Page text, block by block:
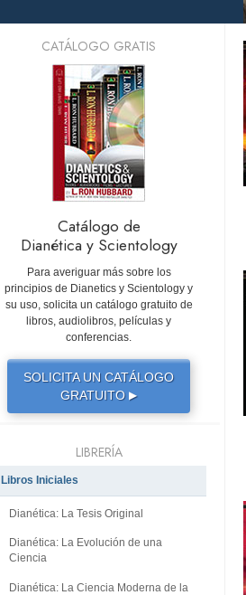
CATÁLOGO GRATIS
Catálogo de
Dianética y Scientology
Para averiguar más sobre los
principios de Dianetics y Scientology y
su uso, solicita un catálogo gratuito de
libros, audiolibros, películas y
conferencias.
SOLICITA UN CATÁLOGO
GRATUITO ▶
LIBRERÍA
Libros Iniciales
Dianética: La Tesis Original
Dianética: La Evolución de una
Ciencia
Dianética: La Ciencia Moderna de la